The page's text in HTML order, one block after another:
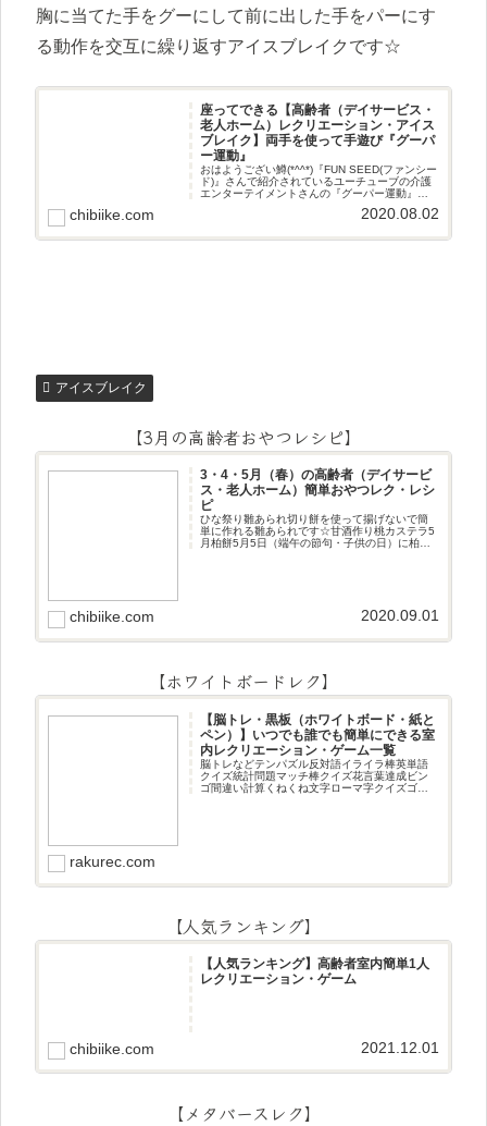
胸に当てた手をグーにして前に出した手をパーにす
る動作を交互に繰り返すアイスブレイクです☆
座ってできる【高齢者（デイサービス・
老人ホーム）レクリエーション・アイス
ブレイク】両手を使って手遊び『グーパ
ー運動』
おはようござい鱒(*^^*)『FUN SEED(ファンシー
ド)』さんで紹介されているユーチューブの介護
エンターテイメントさんの『グーパー運動』
『みんなのお助け💓NAVI』さんで紹介されてい
るユーチューブのアイスブレイクのいろはさん
chibiike.com 2020.08.02
アイスブレイク
【3月の高齢者おやつレシピ】
3・4・5月（春）の高齢者（デイサービ
ス・老人ホーム）簡単おやつレク・レシ
ピ
ひな祭り雛あられ切り餅を使って揚げないで簡
単に作れる雛あられです☆甘酒作り桃カステラ5
月柏餅5月5日（端午の節句・子供の日）に柏餅
chibiike.com 2020.09.01
【ホワイトボードレク】
【脳トレ・黒板（ホワイトボード・紙と
ペン）】いつでも誰でも簡単にできる室
内レクリエーション・ゲーム一覧
脳トレなどテンパズル反対語イライラ棒英単語
クイズ統計問題マッチ棒クイズ花言葉達成ビン
ゴ間違い計算くねくね文字ローマ字クイズゴロ
rakurec.com
【人気ランキング】
【人気ランキング】高齢者室内簡単1人
レクリエーション・ゲーム
chibiike.com 2021.12.01
【メタバースレク】